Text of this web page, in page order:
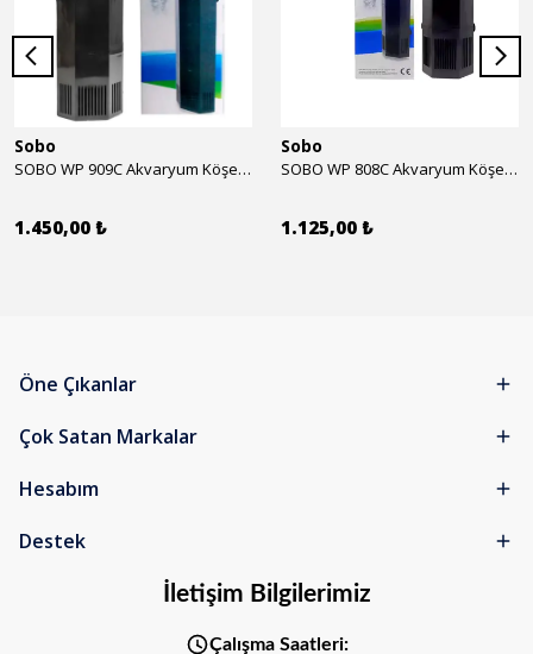
Sobo
SOBO WP 909C Akvaryum Köşe İç Filtre 1600 l/h 28w
1.450,00 ₺
Sobo
SOBO WP 808C Akvaryum Köşe İç Filtre 800 l/h 15w
1.125,00 ₺
Öne Çıkanlar
Çok Satan Markalar
Hesabım
Destek
İletişim Bilgilerimiz
Çalışma Saatleri: